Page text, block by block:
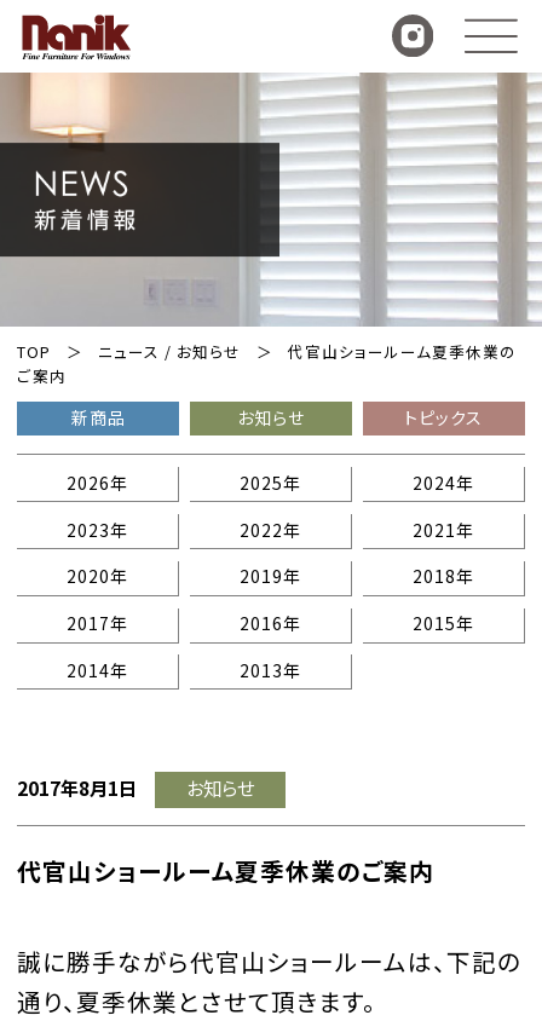
TOP ニュース / お知らせ
代官山ショールーム夏季休業の
ご案内
新商品 お知らせ トピックス
2026年 2025年
2024年
2023年
2022年
2021年
2020年
2019年
2018年
2017年
2016年
2015年
2014年
2013年
2017年8月1日 お知らせ
代官山ショールーム夏季休業のご案内
誠に勝手ながら代官山ショールームは、下記の
通り、夏季休業とさせて頂きます。